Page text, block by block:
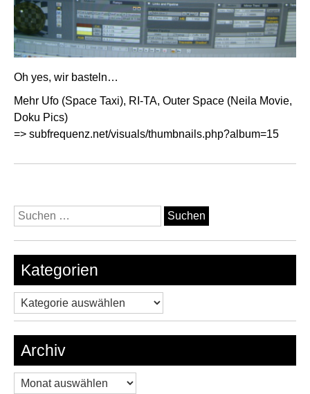
Oh yes, wir basteln…
Mehr Ufo (Space Taxi), RI-TA, Outer Space (Neila Movie,
Doku Pics)
=> subfrequenz.net/visuals/thumbnails.php?album=15
Suchen
nach:
Kategorien
Kategorien
Archiv
Archiv